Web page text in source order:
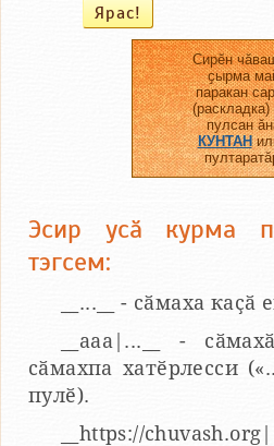
Сирӗн
ҫырма
паракан
(раскладка)
пулсан
КУНТАН
Эсир усӑ курма
тэгсем:
__...__ - сӑмаха каҫӑ
__aaa|...__ -
сӑмахпа хатӗрлесси
пулӗ).
__https://